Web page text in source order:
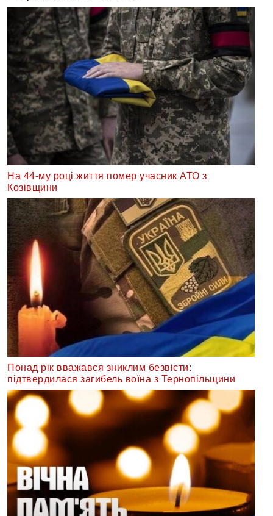
На 44-му році життя помер учасник АТО з
Козівщини
Понад рік вважався зниклим безвісти:
підтвердилася загибель воїна з Тернопільщини